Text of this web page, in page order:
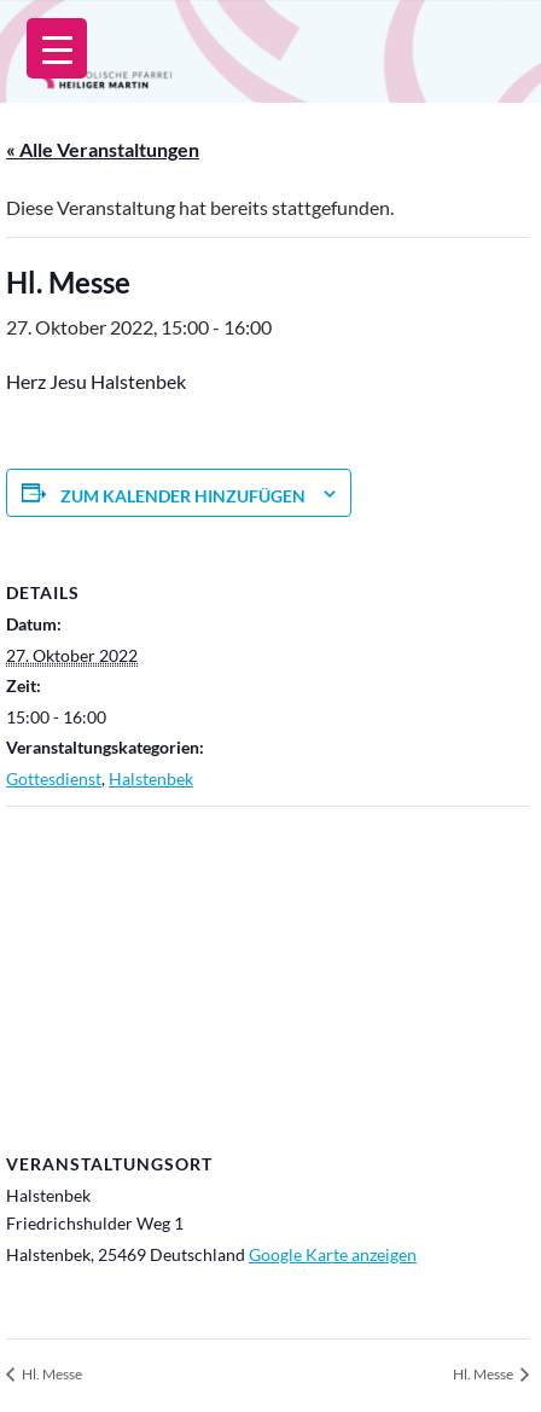
Zum
Inhalt
springen
« Alle Veranstaltungen
Diese Veranstaltung hat bereits stattgefunden.
Hl. Messe
27. Oktober 2022, 15:00- 16:00
Herz Jesu Halstenbek
ZUM KALENDER HINZUFÜGEN
DETAILS
Datum:
27. Oktober 2022
Zeit:
15:00 - 16:00
Veranstaltungskategorien:
Gottesdienst, Halstenbek
VERANSTALTUNGSORT
Halstenbek
Friedrichshulder Weg 1
Halstenbek, 25469 Deutschland Google Karte anzeigen
Hl. Messe Hl. Messe